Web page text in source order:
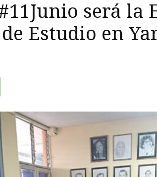
será la
Estudio en